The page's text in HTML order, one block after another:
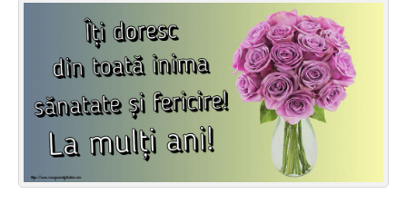
Felicitari zile saptamana
Felicitari muzicale
Felicitari muzicale personalizate
Felicitari animate
Invitatii personalizate